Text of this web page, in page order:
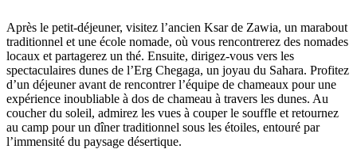
Après le petit-déjeuner, visitez l’ancien Ksar de Zawia, un marabout
traditionnel et une école nomade, où vous rencontrerez des nomades
locaux et partagerez un thé. Ensuite, dirigez-vous vers les
spectaculaires dunes de l’Erg Chegaga, un joyau du Sahara. Profitez
d’un déjeuner avant de rencontrer l’équipe de chameaux pour une
expérience inoubliable à dos de chameau à travers les dunes. Au
coucher du soleil, admirez les vues à couper le souffle et retournez
au camp pour un dîner traditionnel sous les étoiles, entouré par
l’immensité du paysage désertique.